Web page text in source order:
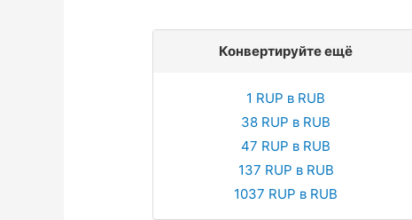
Конвертируйте ещё
1 RUP в RUB
38 RUP в RUB
47 RUP в RUB
137 RUP в RUB
1037 RUP в RUB